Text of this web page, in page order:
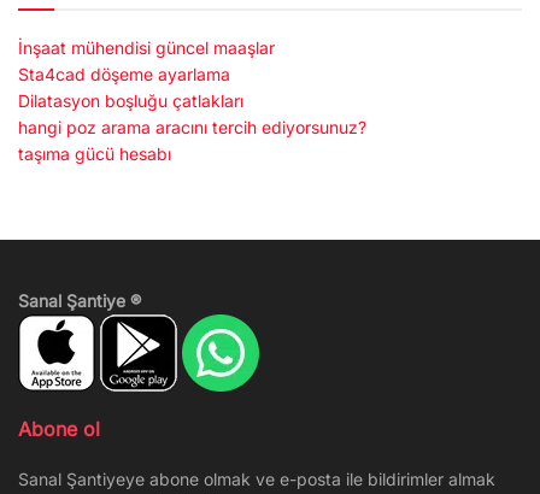
İnşaat mühendisi güncel maaşlar
Sta4cad döşeme ayarlama
Dilatasyon boşluğu çatlakları
hangi poz arama aracını tercih ediyorsunuz?
taşıma gücü hesabı
Sanal Şantiye ®
Abone ol
Sanal Şantiyeye abone olmak ve e-posta ile bildirimler almak